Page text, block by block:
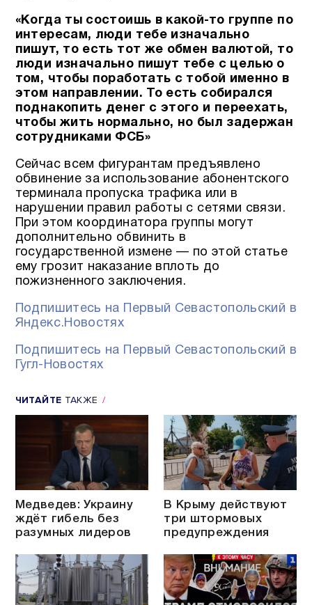
«Когда ты состоишь в какой-то группе по
интересам, люди тебе изначально
пишут, то есть тот же обмен валютой, то
люди изначально пишут тебе с целью о
том, чтобы поработать с тобой именно в
этом направлении. То есть собирался
поднакопить денег с этого и переехать,
чтобы жить нормально, но был задержан
сотрудниками ФСБ»
Сейчас всем фигурантам предъявлено
обвинение за использование абонентского
терминала пропуска трафика или в
нарушении правил работы с сетями связи.
При этом координатора группы могут
дополнительно обвинить в
государственной измене — по этой статье
ему грозит наказание вплоть до
пожизненного заключения.
Подпишитесь на Первый Севастопольский в
Яндекс.Новостях
Подпишитесь на Первый Севастопольский в
Гугл-Новостях
ЧИТАЙТЕ ТАКЖЕ
Медведев: Украину
ждёт гибель без
разумных лидеров
В Крыму действуют
три штормовых
предупреждения